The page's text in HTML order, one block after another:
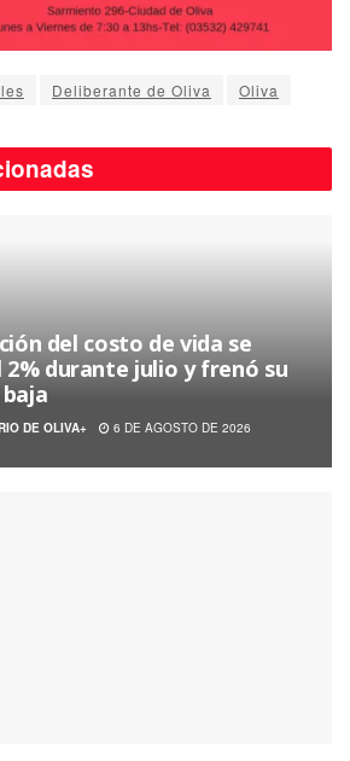
Deliberante de Oliva Oliva
del costo de vida se
durante julio y frenó su
DE OLIVA+ 6 DE AGOSTO DE 2026